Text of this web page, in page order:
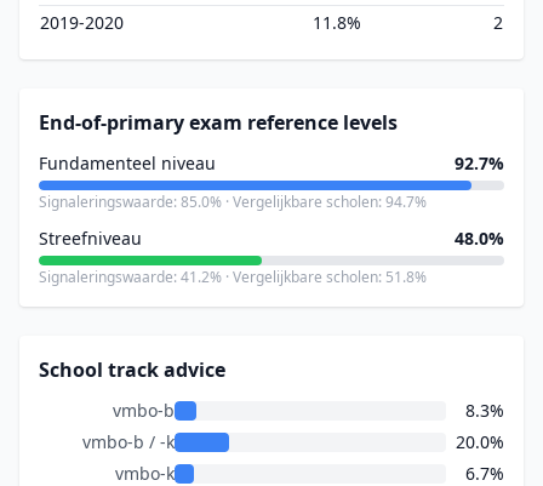
2019-2020
11.8% 2
End-of-primary exam reference levels
Fundamenteel niveau 92.7%
Signaleringswaarde: 85.0% · Vergelijkbare scholen: 94.7%
Streefniveau 48.0%
Signaleringswaarde: 41.2% · Vergelijkbare scholen: 51.8%
School track advice
vmbo-b
8.3%
vmbo-b / -k
20.0%
vmbo-k
6.7%